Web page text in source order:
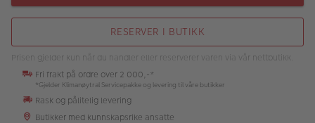
RESERVER I BUTIKK
Prisen gjelder kun når du handler eller reserverer varen via vår nettbutikk.
Fri frakt på ordre over 2 000,-*
*Gjelder Klimanøytral Servicepakke og levering til våre butikker
Rask og pålitelig levering
Butikker med kunnskapsrike ansatte